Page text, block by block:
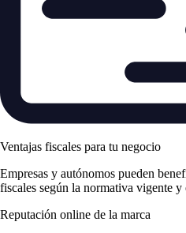
Ventajas fiscales para tu negocio
Empresas y autónomos pueden
fiscales según la normativa vigente y
Reputación online de la marca